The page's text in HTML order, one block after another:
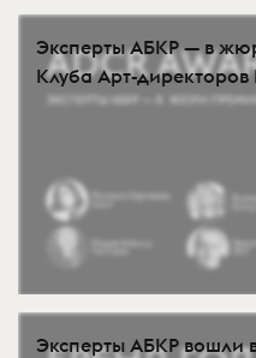
Эксперты АБКР — в
Клуба Арт-директоров
Эксперты АБКР вошли